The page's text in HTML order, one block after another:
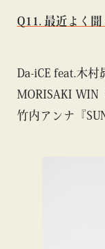
Q11. 最近よく聞
Da-iCE feat.木村
MORISAKI WIN
竹内アンナ『